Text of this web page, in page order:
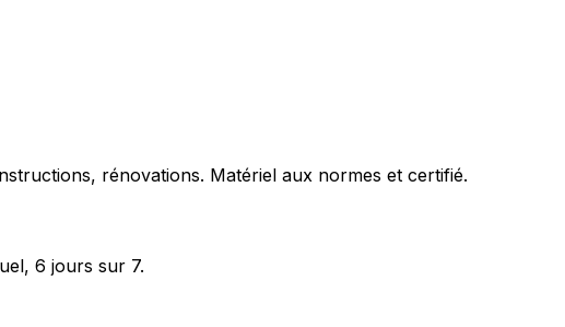
rénovations. Matériel aux normes et certifié.
6 jours sur 7.